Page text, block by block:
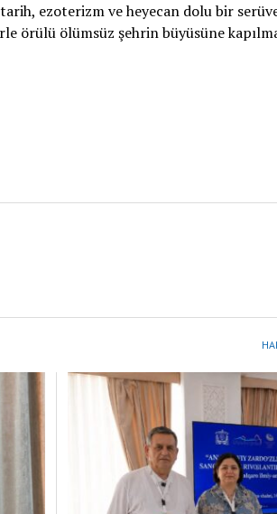
ezoterizm ve heyecan dolu bir
örülü ölümsüz şehrin büyüsüne